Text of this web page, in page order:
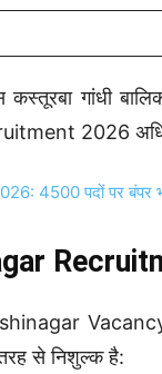
गांधी
2026
4500 पदों पर बंपर
Vacancy
से निशुल्क है: